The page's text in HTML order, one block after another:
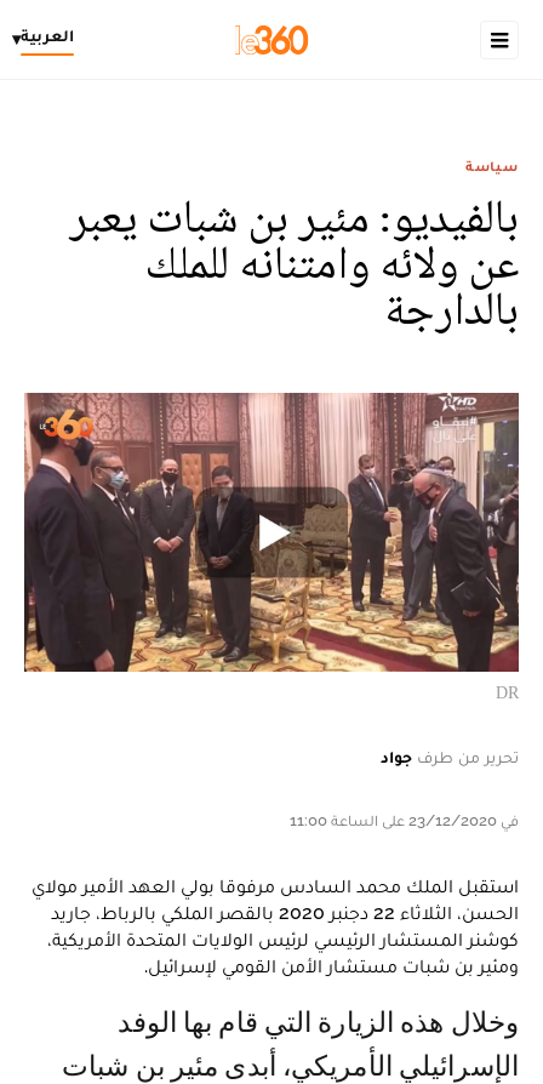
العربية▾
سياسة
بالفيديو: مئير بن شبات يعبر
عن ولائه وامتنانه للملك
بالدارجة
DR
تحرير من طرف جواد
في 23/12/2020 على الساعة 11:00
استقبل الملك محمد السادس مرفوقا بولي العهد الأمير مولاي
الحسن، الثلاثاء 22 دجنبر 2020 بالقصر الملكي بالرباط، جاريد
كوشنر المستشار الرئيسي لرئيس الولايات المتحدة الأمريكية،
ومئير بن شبات مستشار الأمن القومي لإسرائيل.
وخلال هذه الزيارة التي قام بها الوفد
الإسرائيلي الأمريكي، أبدى مئير بن شبات